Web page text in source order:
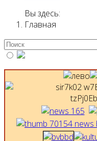
Вы здесь:
Главная